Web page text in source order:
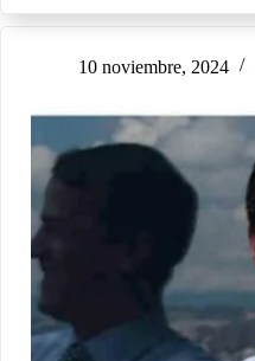
10 noviembre, 2024